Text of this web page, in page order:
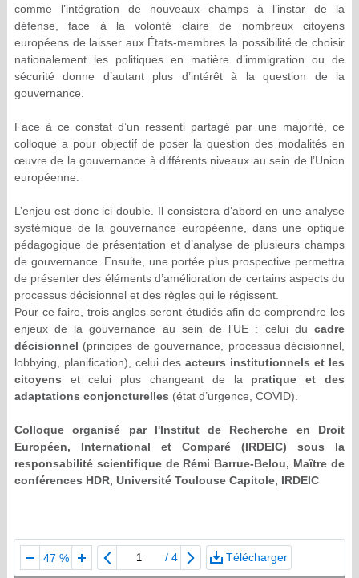
comme l’intégration de nouveaux champs à l’instar de la
défense, face à la volonté claire de nombreux citoyens
européens de laisser aux États-membres la possibilité de choisir
nationalement les politiques en matière d’immigration ou de
sécurité donne d’autant plus d’intérêt à la question de la
gouvernance.
Face à ce constat d’un ressenti partagé par une majorité, ce
colloque a pour objectif de poser la question des modalités en
œuvre de la gouvernance à différents niveaux au sein de l’Union
européenne.
L’enjeu est donc ici double. Il consistera d’abord en une analyse
systémique de la gouvernance européenne, dans une optique
pédagogique de présentation et d’analyse de plusieurs champs
de gouvernance. Ensuite, une portée plus prospective permettra
de présenter des éléments d’amélioration de certains aspects du
processus décisionnel et des règles qui le régissent.
Pour ce faire, trois angles seront étudiés afin de comprendre les
enjeux de la gouvernance au sein de l’UE : celui ducadre
décisionnel (principes de gouvernance, processus décisionnel,
lobbying, planification), celui des acteurs institutionnels et les
citoyens et celui plus changeant de la pratique et des
adaptations conjoncturelles (état d’urgence, COVID).
Colloque organisé par l'Institut de Recherche en Droit
Européen, International et Comparé (IRDEIC) sous la
responsabilité scientifique de Rémi Barrue-Belou, Maître de
conférences HDR, Université Toulouse Capitole, IRDEIC
47 % / 4 Télécharger